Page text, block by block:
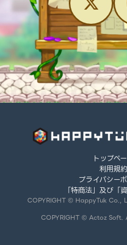
トップペ
利用規約
プライバシー
「特商法」及び「
COPYRIGHT © HappyTuk Co.,
COPYRIGHT © Actoz Soft.